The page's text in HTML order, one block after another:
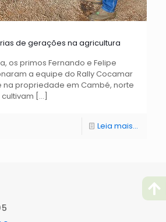
de gerações na agricultura
os primos Fernando e Felipe
a equipe do Rally Cocamar
na propriedade em Cambé, norte
[…]
Leia mais...